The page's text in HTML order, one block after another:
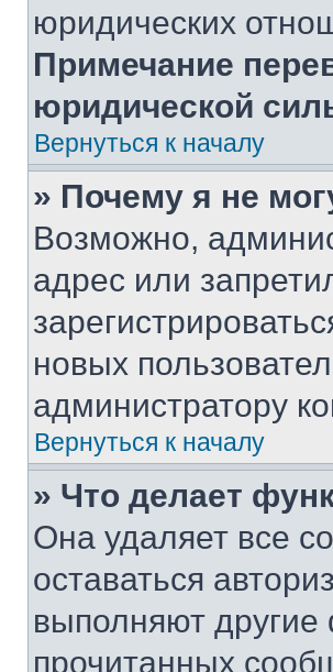
юридических
Примечание
юридической
Вернуться к началу
» Почему я не
Возможно,
адрес или
новых
администратору
Вернуться к началу
» Что делает
Она удаляет все
оставаться
выполняют другие
прочитанных